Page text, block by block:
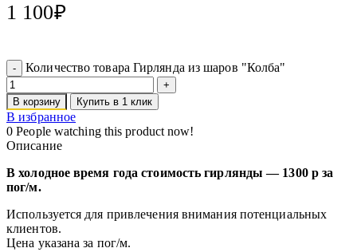
1 100₽
Количество товара Гирлянда из шаров "Колба"
В корзину Купить в 1 клик
В избранное
0 People watching this product now!
Описание
В холодное время года стоимость гирлянды — 1300 р за
пог/м.
Используется для привлечения внимания потенциальных
клиентов.
Цена указана за пог/м.